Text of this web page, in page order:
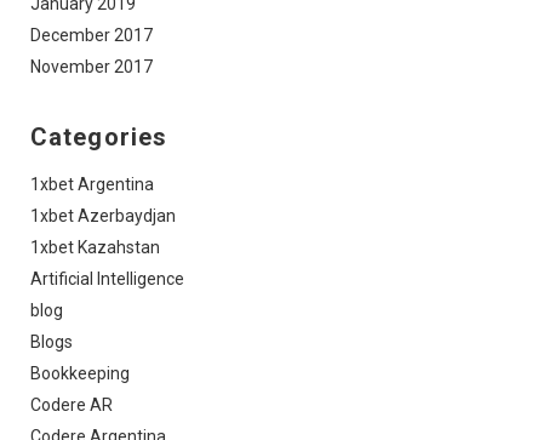
December 2017
November 2017
Categories
1xbet Argentina
1xbet Azerbaydjan
1xbet Kazahstan
Artificial Intelligence
blog
Blogs
Bookkeeping
Codere AR
Codere Argentina